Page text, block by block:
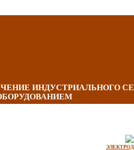
ИНДУСТРИАЛЬНОГО